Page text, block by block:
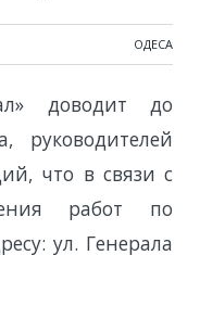
ОДЕСА
доводит до
руководителей
что в связи с
работ по
ул. Генерала